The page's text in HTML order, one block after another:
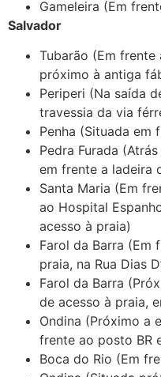
Gameleira (Em
Salvador
Tubarão (Em
próximo à antiga
Periperi (Na saída
travessia da via
Penha (Situada em
Pedra Furada
em frente a ladeira
Santa Maria (Em
ao Hospital
acesso à praia)
Farol da Barra (Em
praia, na Rua Dias
Farol da Barra
de acesso à praia,
Ondina (Próximo a
frente ao posto BR
Boca do Rio (Em